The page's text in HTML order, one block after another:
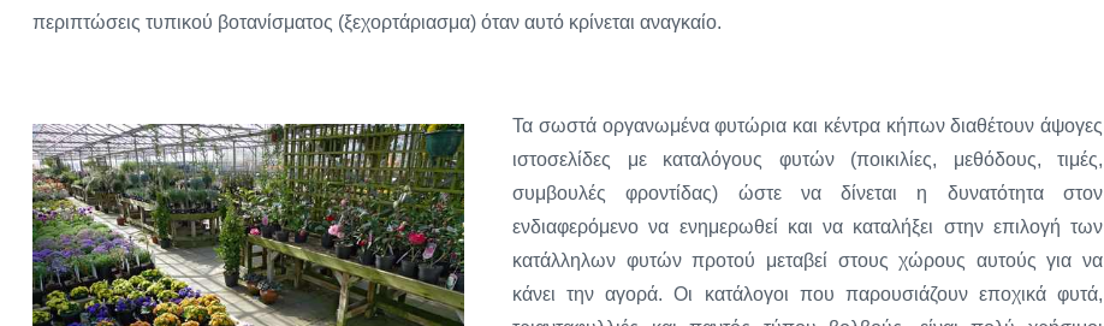
περιπτώσεις τυπικού βοτανίσματος (ξεχορτάριασμα) όταν αυτό κρίνεται αναγκαίο.
Τα σωστά οργανωμένα φυτώρια και κέντρα κήπων διαθέτουν άψογες
ιστοσελίδες με καταλόγους φυτών (ποικιλίες, μεθόδους, τιμές,
συμβουλές φροντίδας) ώστε να δίνεται η δυνατότητα στον
ενδιαφερόμενο να ενημερωθεί και να καταλήξει στην επιλογή των
κατάλληλων φυτών προτού μεταβεί στους χώρους αυτούς για να
κάνει την αγορά. Οι κατάλογοι που παρουσιάζουν εποχικά φυτά,